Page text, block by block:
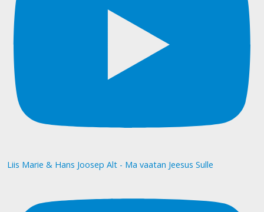
Liis Marie & Hans Joosep Alt - Ma vaatan Jeesus Sulle